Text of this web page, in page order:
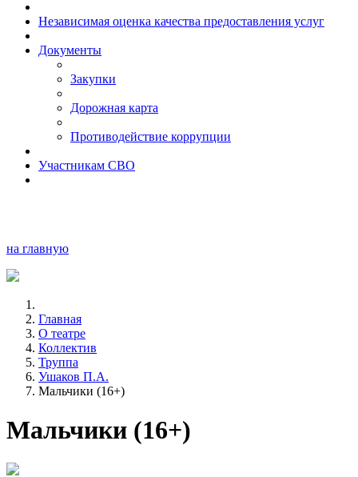
Независимая оценка качества предоставления услуг
Документы
Закупки
Дорожная карта
Противодействие коррупции
Участникам СВО
на главную
Главная
О театре
Коллектив
Труппа
Ушаков П.А.
Мальчики (16+)
Мальчики (16+)